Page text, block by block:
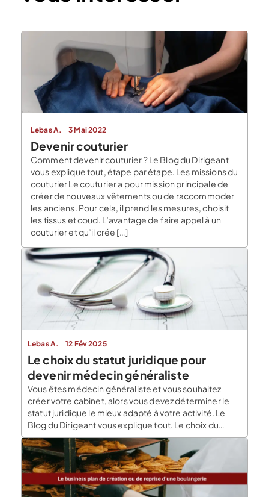
Lebas A. 3 Mai 2022
Devenir couturier
Comment devenir couturier ? Le Blog du Dirigeant
vous explique tout, étape par étape. Les missions du
couturier Le couturier a pour mission principale de
créer de nouveaux vêtements ou de raccommoder
les anciens. Pour cela, il prend les mesures, choisit
les tissus et coud. L’avantage de faire appel à un
couturier et qu’il crée […]
Lebas A. 12 Fév 2025
Le choix du statut juridique pour
devenir médecin généraliste
Vous êtes médecin généraliste et vous souhaitez
créer votre cabinet, alors vous devez déterminer le
statut juridique le mieux adapté à votre activité. Le
Blog du Dirigeant vous explique tout. Le choix du
statut juridique de votre cabinet de médecin
généraliste est totalement libre. Néanmoins, il doit se
faire en fonction de certains facteurs comme […]